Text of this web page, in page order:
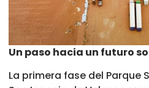
Un paso hacia un futuro
La primera fase del Parque